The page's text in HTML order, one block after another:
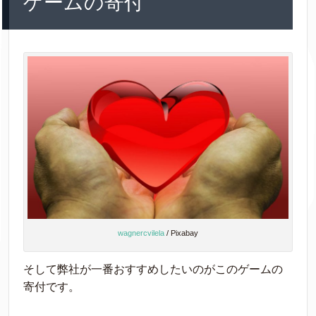
wagnercvilela / Pixabay
そして弊社が一番おすすめしたいのがこのゲームの
寄付です。